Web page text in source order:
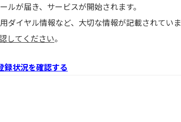
ルが届き、サービスが開始されます。
ダイヤル情報など、大切な情報が記載されていま
してください。
録状況を確認する